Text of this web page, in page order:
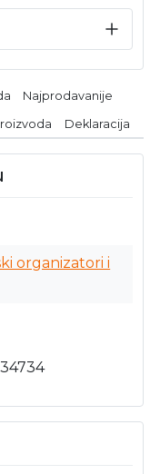
Najprodavanije
Deklaracija
organizatori i